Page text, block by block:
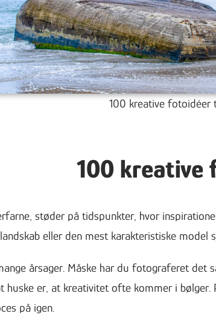
100 kreative fotoidéer
100 kreative
støder på tidspunkter, hvor
eller den mest karakteristiske
årsager. Måske har du fotograferet
huske er, at kreativitet ofte kommer i
på igen.